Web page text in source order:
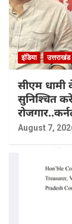
इंडिया उत्तराखंड
सीएम धामी
सुनिश्चित
August 7,